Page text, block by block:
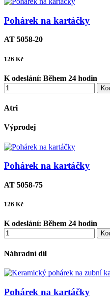
Pohárek na kartáčky
AT 5058-20
126 Kč
K odeslání: Během 24 hodin
Atri
Výprodej
Pohárek na kartáčky
AT 5058-75
126 Kč
K odeslání: Během 24 hodin
Náhradní díl
Pohárek na kartáčky